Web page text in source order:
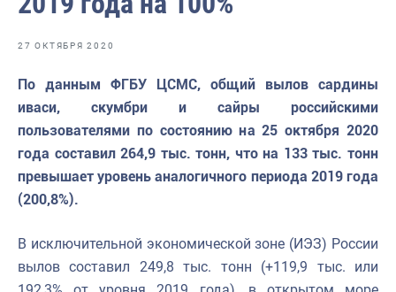
Отраслевые СМИ
Выставки и конференции
Научно-практическая литература
Рыбоохрана России
Отрасль в цифрах
Инфографика
Укрепление духовно-нравственных ценностей
27 ОКТЯБРЯ 2020
По данным ФГБУ ЦСМС, общий вылов сардины
иваси, скумбри и сайры российскими
пользователями по состоянию на 25 октября 2020
года составил 264,9 тыс. тонн, что на 133 тыс. тонн
превышает уровень аналогичного периода 2019 года
(200,8%).
В исключительной экономической зоне (ИЭЗ) России
вылов составил 249,8 тыс. тонн (+119,9 тыс. или